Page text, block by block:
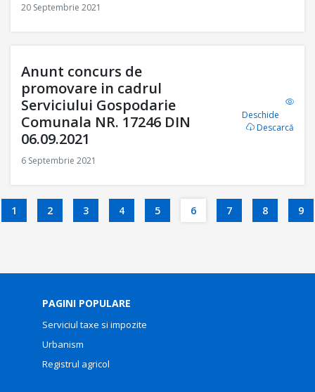
20 Septembrie 2021
Anunt concurs de
promovare in cadrul
Serviciului Gospodarie
Comunala NR. 17246 DIN
06.09.2021
6 Septembrie 2021
Deschide
Descarcă
1 2 3 4 5 6 7 8 9
PAGINI POPULARE
Serviciul taxe si impozite
Urbanism
Registrul agricol